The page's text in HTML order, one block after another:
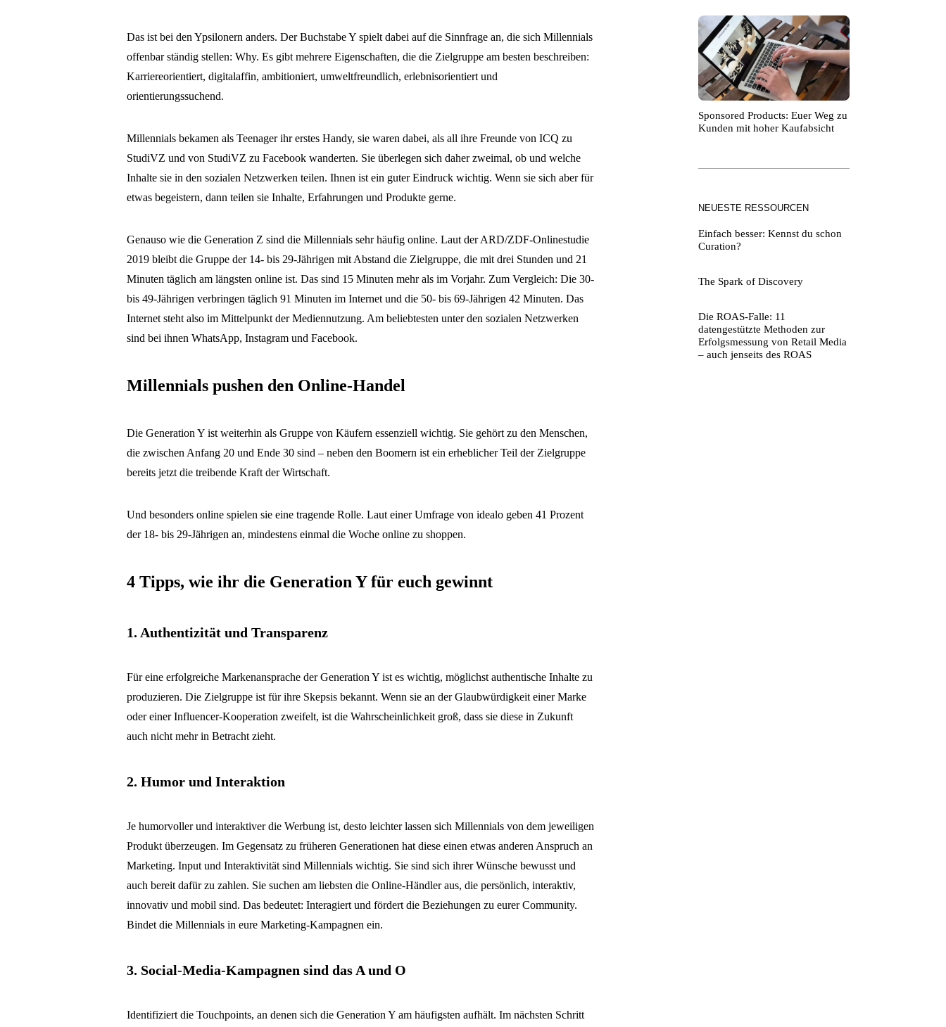
Das ist bei den Ypsilonern anders. Der Buchstabe Y spielt dabei auf die Sinnfrage an, die sich Millennials
offenbar ständig stellen: Why. Es gibt mehrere Eigenschaften, die die Zielgruppe am besten beschreiben:
Karriereorientiert, digitalaffin, ambitioniert, umweltfreundlich, erlebnisorientiert und
orientierungssuchend.
Millennials bekamen als Teenager ihr erstes Handy, sie waren dabei, als all ihre Freunde von ICQ zu
StudiVZ und von StudiVZ zu Facebook wanderten. Sie überlegen sich daher zweimal, ob und welche
Inhalte sie in den sozialen Netzwerken teilen. Ihnen ist ein guter Eindruck wichtig. Wenn sie sich aber für
etwas begeistern, dann teilen sie Inhalte, Erfahrungen und Produkte gerne.
Genauso wie die Generation Z sind die Millennials sehr häufig online. Laut der ARD/ZDF-Onlinestudie
2019 bleibt die Gruppe der 14- bis 29-Jährigen mit Abstand die Zielgruppe, die mit drei Stunden und 21
Minuten täglich am längsten online ist. Das sind 15 Minuten mehr als im Vorjahr. Zum Vergleich: Die 30-
bis 49-Jährigen verbringen täglich 91 Minuten im Internet und die 50- bis 69-Jährigen 42 Minuten. Das
Internet steht also im Mittelpunkt der Mediennutzung. Am beliebtesten unter den sozialen Netzwerken
sind bei ihnen WhatsApp, Instagram und Facebook.
Millennials pushen den Online-Handel
Die Generation Y ist weiterhin als Gruppe von Käufern essenziell wichtig. Sie gehört zu den Menschen,
die zwischen Anfang 20 und Ende 30 sind – neben den Boomern ist ein erheblicher Teil der Zielgruppe
bereits jetzt die treibende Kraft der Wirtschaft.
Und besonders online spielen sie eine tragende Rolle. Laut einer Umfrage von idealo geben 41 Prozent
der 18- bis 29-Jährigen an, mindestens einmal die Woche online zu shoppen.
4 Tipps, wie ihr die Generation Y für euch gewinnt
1. Authentizität und Transparenz
Für eine erfolgreiche Markenansprache der Generation Y ist es wichtig, möglichst authentische Inhalte zu
produzieren. Die Zielgruppe ist für ihre Skepsis bekannt. Wenn sie an der Glaubwürdigkeit einer Marke
oder einer Influencer-Kooperation zweifelt, ist die Wahrscheinlichkeit groß, dass sie diese in Zukunft
auch nicht mehr in Betracht zieht.
2. Humor und Interaktion
Je humorvoller und interaktiver die Werbung ist, desto leichter lassen sich Millennials von dem jeweiligen
Produkt überzeugen. Im Gegensatz zu früheren Generationen hat diese einen etwas anderen Anspruch an
Marketing. Input und Interaktivität sind Millennials wichtig. Sie sind sich ihrer Wünsche bewusst und
auch bereit dafür zu zahlen. Sie suchen am liebsten die Online-Händler aus, die persönlich, interaktiv,
innovativ und mobil sind. Das bedeutet: Interagiert und fördert die Beziehungen zu eurer Community.
Bindet die Millennials in eure Marketing-Kampagnen ein.
3. Social-Media-Kampagnen sind das A und O
Identifiziert die Touchpoints, an denen sich die Generation Y am häufigsten aufhält. Im nächsten Schritt
Sponsored Products: Euer Weg zu
Kunden mit hoher Kaufabsicht
NEUESTE RESSOURCEN
Einfach besser: Kennst du schon
Curation?
The Spark of Discovery
Die ROAS-Falle: 11
datengestützte Methoden zur
Erfolgsmessung von Retail Media
– auch jenseits des ROAS